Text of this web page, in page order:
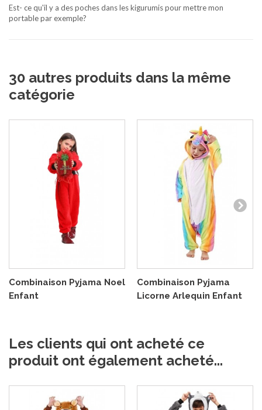
Est- ce qu'il y a des poches dans les kigurumis pour mettre mon
portable par exemple?
30 autres produits dans la même
catégorie
Combinaison Pyjama Noel
Enfant
Combinaison Pyjama
Licorne Arlequin Enfant
Les clients qui ont acheté ce
produit ont également acheté...